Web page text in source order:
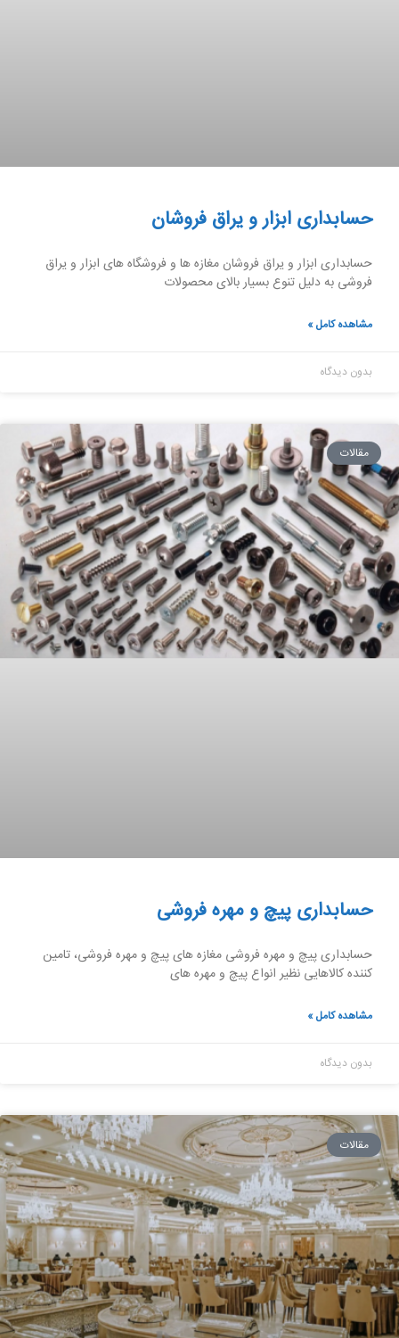
حسابداری ابزار و یراق فروشان
حسابداری ابزار و یراق فروشان مغازه ها و فروشگاه های ابزار و یراق
فروشی به دلیل تنوع بسیار بالای محصولات
مشاهده کامل »
بدون دیدگاه
مقالات
حسابداری پیچ و مهره فروشی
حسابداری پیچ و مهره فروشی مغازه های پیچ و مهره فروشی، تامین
کننده کالاهایی نظیر انواع پیچ و مهره ‌های
مشاهده کامل »
بدون دیدگاه
مقالات